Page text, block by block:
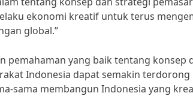
ekonomi kreatif untuk terus
global.”
pemahaman yang baik tentang
Indonesia dapat semakin
sama membangun Indonesia yang